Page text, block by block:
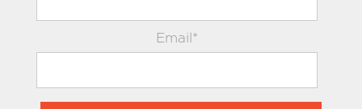
Email*